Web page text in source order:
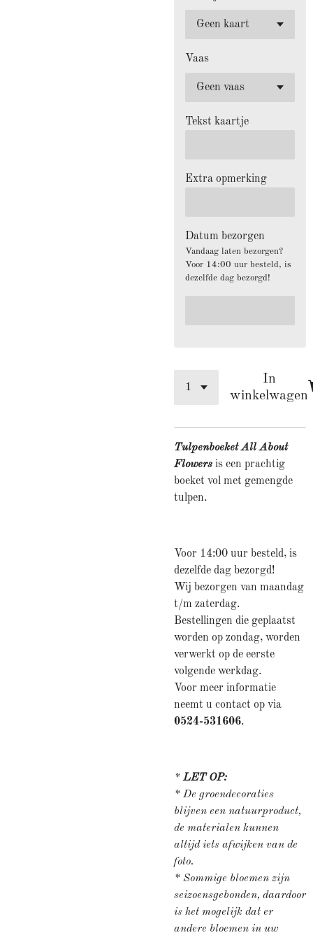
Vaas
Tekst kaartje
Extra opmerking
Datum bezorgen
Vandaag laten bezorgen?
Voor 14:00 uur besteld, is
dezelfde dag bezorgd!
In
winkelwagen
Tulpenboeket All About
Flowers is een prachtig
boeket vol met gemengde
tulpen.
Voor 14:00 uur besteld, is
dezelfde dag bezorgd!
Wij bezorgen van maandag
t/m zaterdag.
Bestellingen die geplaatst
worden op zondag, worden
verwerkt op de eerste
volgende werkdag.
Voor meer informatie
neemt u contact op via
0524-531606.
*LET OP:
* De groendecoraties
blijven een natuurproduct,
de materialen kunnen
altijd iets afwijken van de
foto.
* Sommige bloemen zijn
seizoensgebonden, daardoor
is het mogelijk dat er
andere bloemen in uw